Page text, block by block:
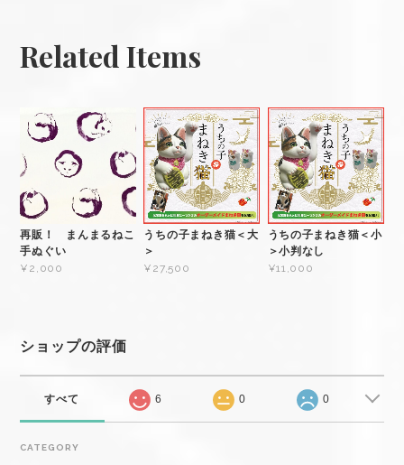
Related Items
再販！ まんまるねこ
手ぬぐい
¥2,000
うちの子まねき猫＜大
＞
¥27,500
うちの子まねき猫＜小
＞小判なし
¥11,000
ショップの評価
すべて 6 0 0
CATEGORY